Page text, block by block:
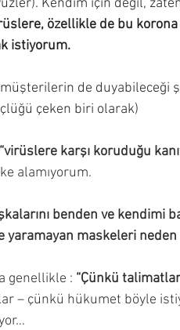
Kendim için değil,
özellikle de bu
istiyorum.
müşterilerin de duyabileceği
çeken biri olarak)
“virüslere karşı koruduğu
alamıyorum.
benden ve kendimi
yaramayan maskeleri
genellikle : “Çünkü
– çünkü hükumet böyle